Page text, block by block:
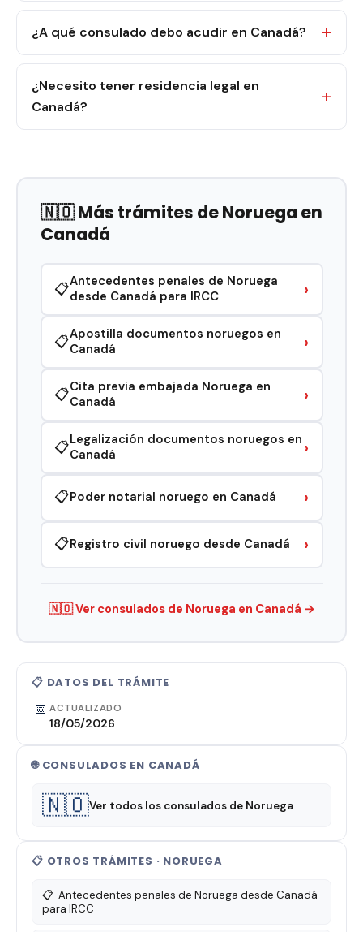
📋 DATOS DEL TRÁMITE
📅 ACTUALIZADO
18/05/2026
🌐 CONSULADOS EN CANADÁ
🇳🇴Ver todos los consulados de Noruega
📋 OTROS TRÁMITES · NORUEGA
📋 Antecedentes penales de Noruega desde Canadá
para IRCC
¿A qué consulado debo acudir en Canadá?
¿Necesito tener residencia legal en
Canadá?
🇳🇴 Más trámites de Noruega en
Canadá
📋Antecedentes penales de Noruega
desde Canadá para IRCC
›
📋Apostilla documentos noruegos en
Canadá
›
📋Cita previa embajada Noruega en
Canadá
›
📋Legalización documentos noruegos en
Canadá
›
📋Poder notarial noruego en Canadá ›
📋Registro civil noruego desde Canadá ›
🇳🇴 Ver consulados de Noruega en Canadá →